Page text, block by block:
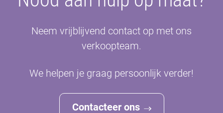
Neem vrijblijvend contact op met ons
verkoopteam.
We helpen je graag persoonlijk verder!
Contacteer ons